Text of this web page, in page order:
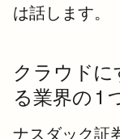
は話します。
クラウドに
る業界の 1
ナスダック証